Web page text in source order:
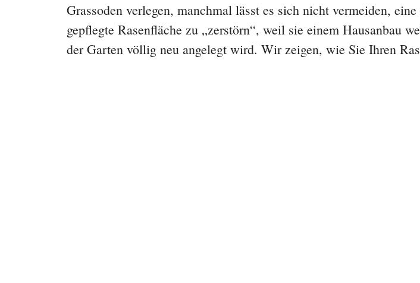
Grassoden verlegen, manchmal lässt es sich nicht vermeiden, eine
gepflegte Rasenfläche zu „zerstörn“, weil sie einem Hausanbau
der Garten völlig neu angelegt wird. Wir zeigen, wie Sie Ihren